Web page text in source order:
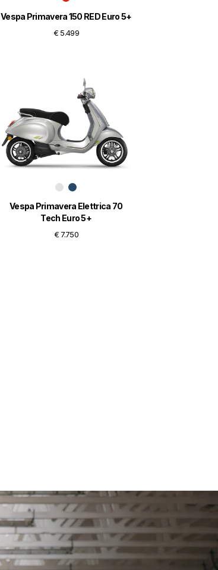
Vespa Primavera 150 RED Euro 5+
€ 5.499
Vespa Primavera Elettrica 70
Tech Euro 5+
€ 7.750